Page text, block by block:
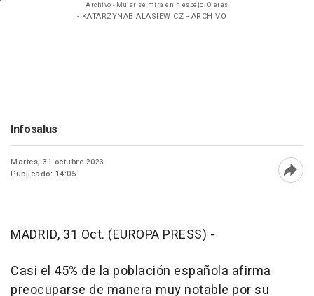
Archivo - Mujer se mira en n espejo. Ojeras
- KATARZYNABIALASIEWICZ - ARCHIVO
Infosalus
Martes, 31 octubre 2023
Publicado: 14:05
MADRID, 31 Oct. (EUROPA PRESS) -
Casi el 45% de la población española afirma
preocuparse de manera muy notable por su